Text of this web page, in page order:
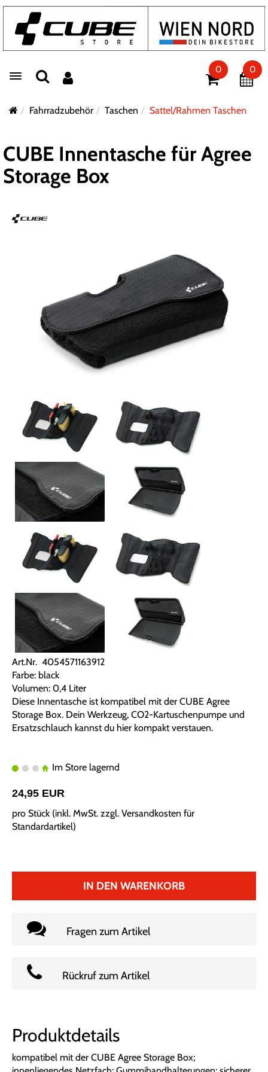
Toggle navigation
0 0
Fahrradzubehör Taschen Sattel/Rahmen Taschen
CUBE Innentasche für Agree
Storage Box
Art.Nr. 4054571163912
Farbe: black
Volumen: 0,4 Liter
Diese Innentasche ist kompatibel mit der CUBE Agree
Storage Box. Dein Werkzeug, CO2-Kartuschenpumpe und
Ersatzschlauch kannst du hier kompakt verstauen.
Im Store lagernd
24,95 EUR
pro Stück (inkl. MwSt. zzgl. Versandkosten für
Standardartikel)
IN DEN WARENKORB
Fragen zum Artikel
Rückruf zum Artikel
Produktdetails
kompatibel mit der CUBE Agree Storage Box;